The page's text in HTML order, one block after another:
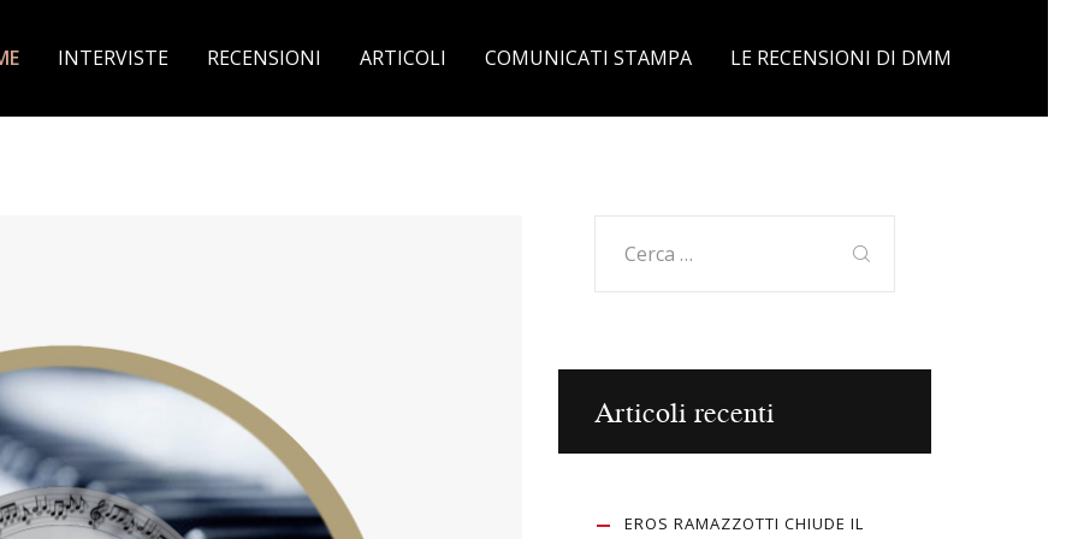
INTERVISTE RECENSIONI ARTICOLI COMUNICATI STAMPA LE RECENSIONI DI DMM
per:
Articoli recenti
EROS RAMAZZOTTI CHIUDE IL